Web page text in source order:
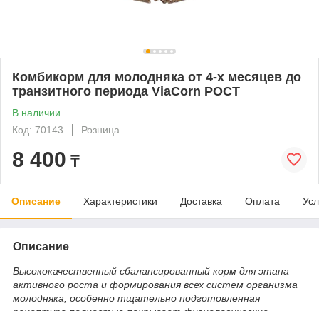
Комбикорм для молодняка от 4-х месяцев до
транзитного периода ViaCorn РОСТ
В наличии
Код: 70143
Розница
8 400 ₸
Описание Характеристики Доставка Оплата
Описание
Высококачественный сбалансированный корм для этапа
активного роста и формирования всех систем организма
молодняка, особенно тщательно подготовленная